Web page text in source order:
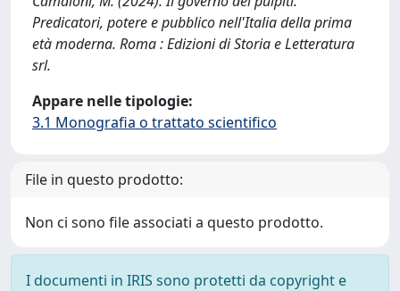
Predicatori, potere e pubblico nell'Italia della prima
età moderna. Roma : Edizioni di Storia e Letteratura
srl.
Appare nelle tipologie:
3.1 Monografia o trattato scientifico
File in questo prodotto:
Non ci sono file associati a questo prodotto.
I documenti in IRIS sono protetti da copyright e